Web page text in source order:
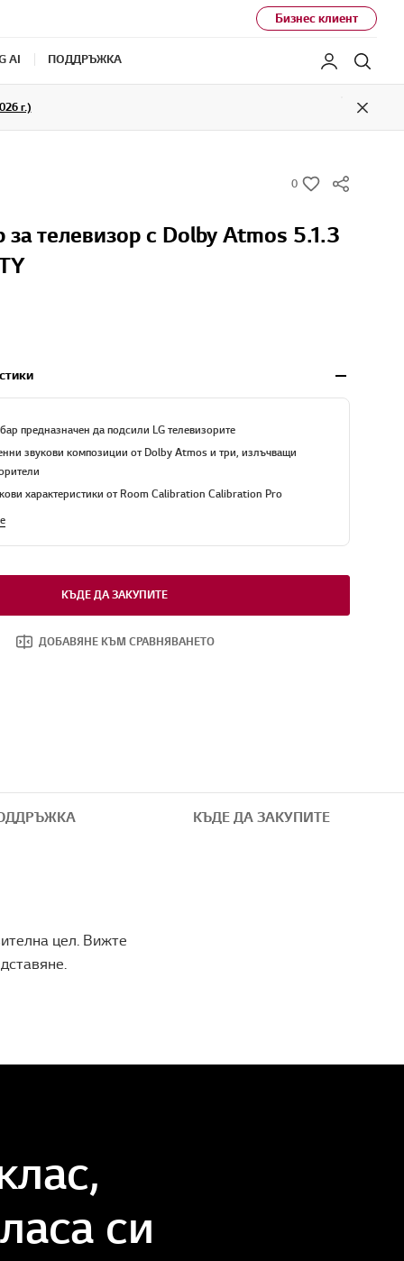
Бизнес клиент
AI ПОДДРЪЖКА Моят LG
г.)
Close
0
w
s
за телевизор с Dolby Atmos 5.1.3
предназначен да подсили LG телевизорите
звукови композиции от Dolby Atmos и три, излъчващи
характеристики от Room Calibration Calibration Pro
КЪДЕ ДА ЗАКУПИТЕ
ДОБАВЯНЕ КЪМ СРАВНЯВАНЕТО
КЪДЕ ДА ЗАКУПИТЕ
цел. Вижте
си